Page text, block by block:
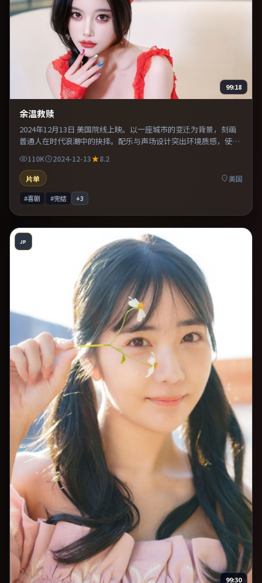
99:18
余温救赎
2024年12月13日 美国院线上映。以一座城市的变迁为背景，刻画
普通人在时代浪潮中的抉择。配乐与声场设计突出环境质感，使观
110K 2024-12-13
8.2
片单
美国
#喜剧 #完结 +3
JP
99:30